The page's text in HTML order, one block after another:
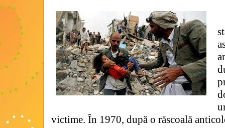
victime. În 1970, după o răscoală